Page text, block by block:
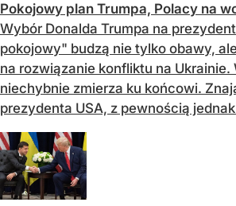
Pokojowy plan Trumpa, Polacy na
Wybór Donalda Trumpa na
pokojowy" budzą nie tylko obawy,
na rozwiązanie konfliktu na Ukrainie.
niechybnie zmierza ku końcowi.
prezydenta USA, z pewnością